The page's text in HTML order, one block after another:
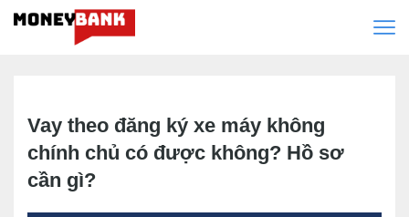
Vay theo đăng ký xe máy không
chính chủ có được không? Hồ sơ
cần gì?